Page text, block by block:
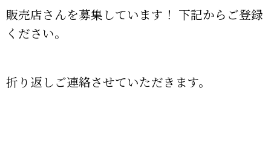
販売店さんを募集しています！ 下記からご登録
ください。
折り返しご連絡させていただきます。